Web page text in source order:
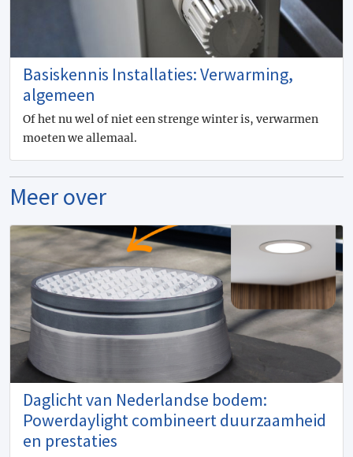
Basiskennis Installaties: Verwarming,
algemeen
Of het nu wel of niet een strenge winter is, verwarmen
moeten we allemaal.
Meer over
Daglicht van Nederlandse bodem:
Powerdaylight combineert duurzaamheid
en prestaties